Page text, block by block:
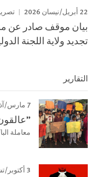
22 أبريل/نيسان 2026
بيان موقف صادر عن
تجديد ولاية اللجنة
التقارير
7 مارس/آذار 2018
معاملة
3 أكتوبر/تشرين الأول 2017